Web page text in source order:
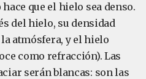
que el hielo sea denso.
del hielo, su densidad
atmósfera, y el hielo
como refracción). Las
serán blancas: son las